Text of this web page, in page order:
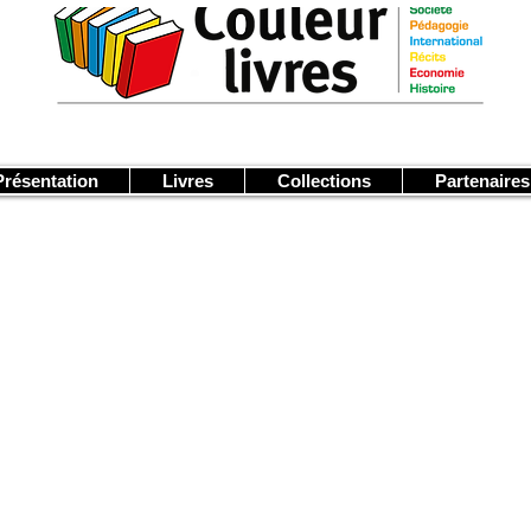
Livres Collections Partenaires